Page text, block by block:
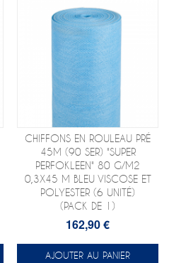
CHIFFONS EN ROULEAU PRÉ
45M (90 SER) "SUPER
PERFOKLEEN" 80 G/M2
0,3X45 M BLEU VISCOSE ET
POLYESTER (6 UNITÉ)
(PACK DE 1)
162,90 €
AJOUTER AU PANIER